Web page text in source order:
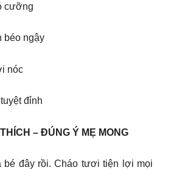
cưỡng
béo ngậy
nóc
đỉnh
– ĐÚNG Ý MẸ MONG
bé đây rồi. Cháo tươi tiện lợi mọi